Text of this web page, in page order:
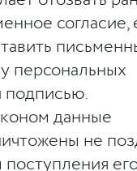
согласие,
персональных
подписью.
данные
не